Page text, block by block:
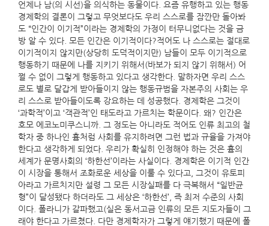
언제나 남(의 시선)을 의식하는 동물이다. 요즘 유행하고 있는 행동
경제학의 결론이 그렇고 무엇보다도 우리 스스로를 잠깐만 돌아봐
도 “인간이 이기적”이라는 경제학의 가정이 터무니없다는 것을 금
방 알 수 있다. 모든 인간은 이기적이다?적어도 나 스스로는 절대로
이기적이지 않지만(상당히 도덕적이지만) 남들이 모두 이기적으로
행동하기 때문에 나를 지키기 위해서(바보가 되지 않기 위해서) 어
쩔 수 없이 그렇게 행동하고 있다고 생각한다. 말하자면 우리 스스
로도 별로 달갑게 받아들이지 않는 행동규범을 자본주의 사회는 우
리 스스로 받아들이도록 강요하는 데 성공했다. 경제학은 그것이
‘과학적’이고 ‘객관적’인 태도라고 가르치는 학문이다. 왜? 인간은
호모 에코노미쿠스니까. 그 정도는 아니라도 적어도 인류 최고의 철
학자 중 하나인 흄처럼 사회를 유지하려면 그런 법과 규율을 가져야
한다고 생각하게 되었다. 우리가 확실히 인정해야 하는 것은 흄의
세계가 문명사회의 ‘하한선’이라는 사실이다. 경제학은 이기적 인간
이 시장을 통해서 조화로운 세상을 이룰 수 있다고, 그것이 유토피
아라고 가르치지만 설령 그 모든 시장실패를 다 극복해서 “일반균
형”이 달성됐다 하더라도 그 세상은 ‘하한선’, 즉 최저 수준의 사회
이다. 폴라니가 갈파했고(실은 동서고금 인류의 모든 지도자들이 그
래야 한다고 가르쳤다. 다만 경제학자가 그렇게 얘기했기 때문에 폴